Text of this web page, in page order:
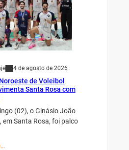
4 de agosto de 2026
de Voleibol
Santa Rosa com
(02), o Ginásio João
em Santa Rosa, foi palco